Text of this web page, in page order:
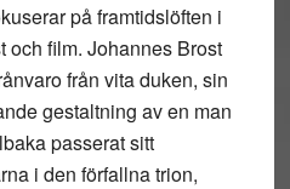
på framtidslöften i
och film. Johannes Brost
från vita duken, sin
gestaltning av en man
passerat sitt
i den förfallna trion,